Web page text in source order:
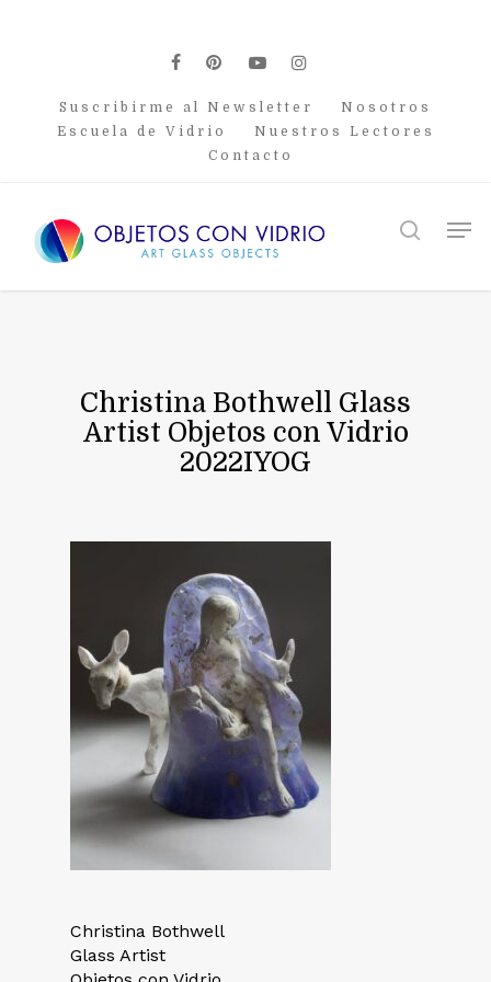
facebook
pinterest
youtubeinstagram
Suscribirme al Newsletter
Nosotros
Escuela de Vidrio
Nuestros Lectores
Contacto
search
Christina Bothwell Glass
Artist Objetos con Vidrio
2022IYOG
Christina Bothwell
Glass Artist